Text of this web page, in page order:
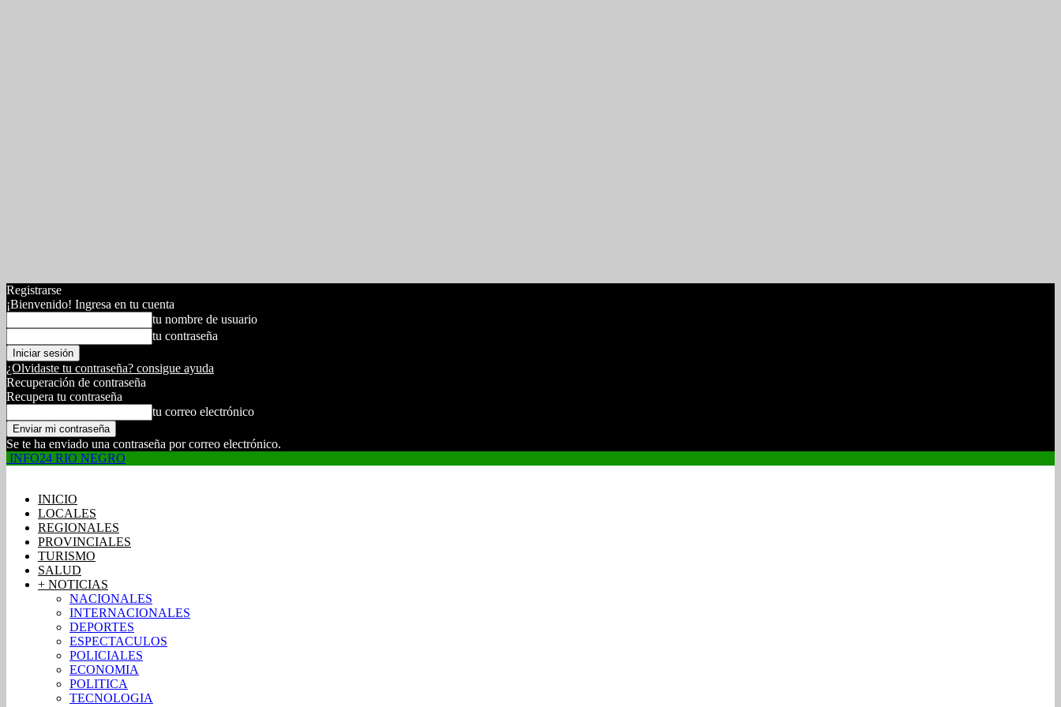
Registrarse
¡Bienvenido! Ingresa en tu cuenta
tu nombre de usuario
tu contraseña
¿Olvidaste tu contraseña? consigue ayuda
Recuperación de contraseña
Recupera tu contraseña
tu correo electrónico
Se te ha enviado una contraseña por correo electrónico.
INFO24 RIO NEGRO
INICIO
LOCALES
REGIONALES
PROVINCIALES
TURISMO
SALUD
+ NOTICIAS
NACIONALES
INTERNACIONALES
DEPORTES
ESPECTACULOS
POLICIALES
ECONOMIA
POLITICA
TECNOLOGIA